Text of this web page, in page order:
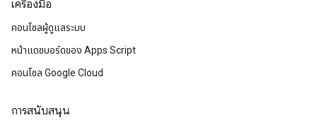
เครื่องมือ
คอนโซลผู้ดูแลระบบ
หน้าแดชบอร์ดของ Apps Script
คอนโซล Google Cloud
การสนับสนุน